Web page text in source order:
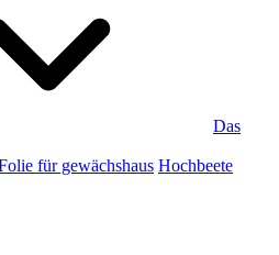
Das
für gewächshaus Hochbeete